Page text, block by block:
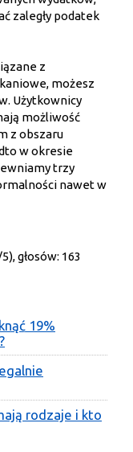
zaległy podatek
z
możesz
Użytkownicy
możliwość
z obszaru
w okresie
trzy
nawet w
głosów: 163
19%
rodzaje i kto